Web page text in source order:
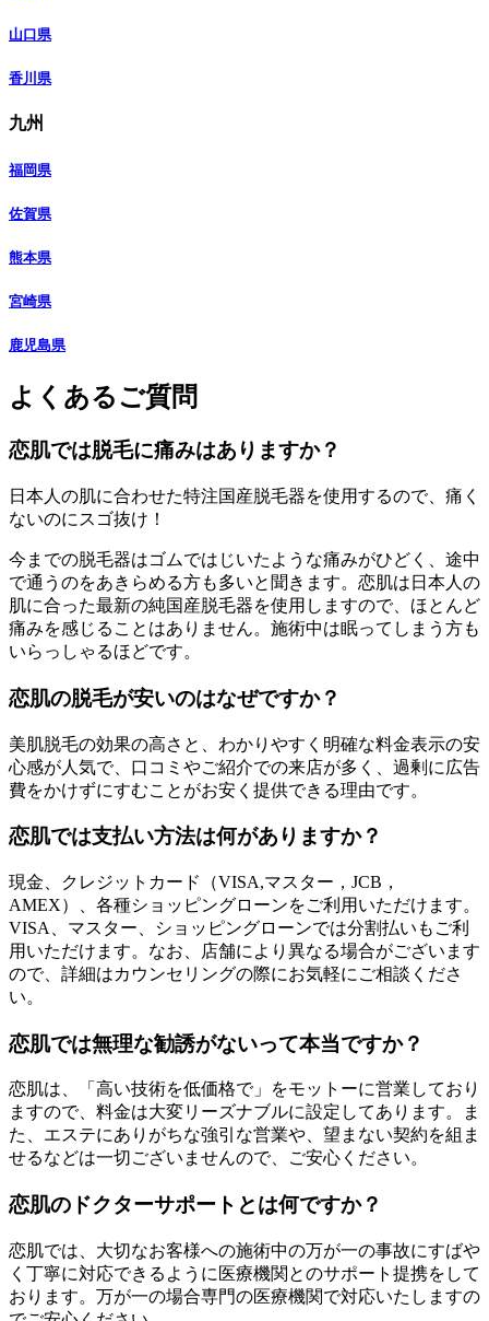
山口県
香川県
九州
福岡県
佐賀県
熊本県
宮崎県
鹿児島県
よくあるご質問
恋肌では脱毛に痛みはありますか？
日本人の肌に合わせた特注国産脱毛器を使用するので、痛く
ないのにスゴ抜け！
今までの脱毛器はゴムではじいたような痛みがひどく、途中
で通うのをあきらめる方も多いと聞きます。恋肌は日本人の
肌に合った最新の純国産脱毛器を使用しますので、ほとんど
痛みを感じることはありません。施術中は眠ってしまう方も
いらっしゃるほどです。
恋肌の脱毛が安いのはなぜですか？
美肌脱毛の効果の高さと、わかりやすく明確な料金表示の安
心感が人気で、口コミやご紹介での来店が多く、過剰に広告
費をかけずにすむことがお安く提供できる理由です。
恋肌では支払い方法は何がありますか？
現金、クレジットカード（VISA,マスター，JCB，
AMEX）、各種ショッピングローンをご利用いただけます。
VISA、マスター、ショッピングローンでは分割払いもご利
用いただけます。なお、店舗により異なる場合がございます
ので、詳細はカウンセリングの際にお気軽にご相談くださ
い。
恋肌では無理な勧誘がないって本当ですか？
恋肌は、「高い技術を低価格で」をモットーに営業しており
ますので、料金は大変リーズナブルに設定してあります。ま
た、エステにありがちな強引な営業や、望まない契約を組ま
せるなどは一切ございませんので、ご安心ください。
恋肌のドクターサポートとは何ですか？
恋肌では、大切なお客様への施術中の万が一の事故にすばや
く丁寧に対応できるように医療機関とのサポート提携をして
おります。万が一の場合専門の医療機関で対応いたしますの